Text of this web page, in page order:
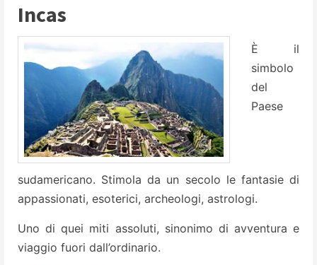
Incas
È il
simbolo
del
Paese
sudamericano. Stimola da un secolo le fantasie di
appassionati, esoterici, archeologi, astrologi.
Uno di quei miti assoluti, sinonimo di avventura e
viaggio fuori dall’ordinario.